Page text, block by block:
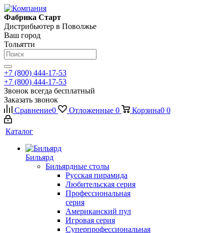
Фабрика Старт
Дистрибьютер в Поволжье
Ваш город
Тольятти
+7 (800) 444-17-53
+7 (800) 444-17-53
Звонок всегда бесплатный
Заказать звонок
Сравнение0 Отложенные 0 Корзина0 0
Каталог
Бильярд
Бильярдные столы
Русская пирамида
Любительская серия
Профессиональная
серия
Американский пул
Игровая серия
Суперпрофессиональная